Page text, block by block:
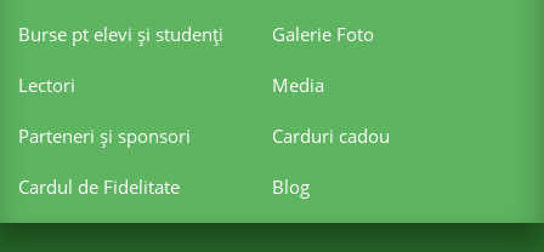
Burse pt elevi şi studenţi Galerie Foto
Lectori Media
Parteneri şi sponsori Carduri cadou
Cardul de Fidelitate Blog